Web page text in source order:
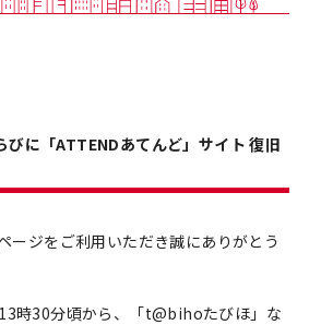
びに「ATTENDあてんど」サイト 復旧
ージをご利用いただき誠にありがとう
時30分頃から、「t@bihoたびほ」な